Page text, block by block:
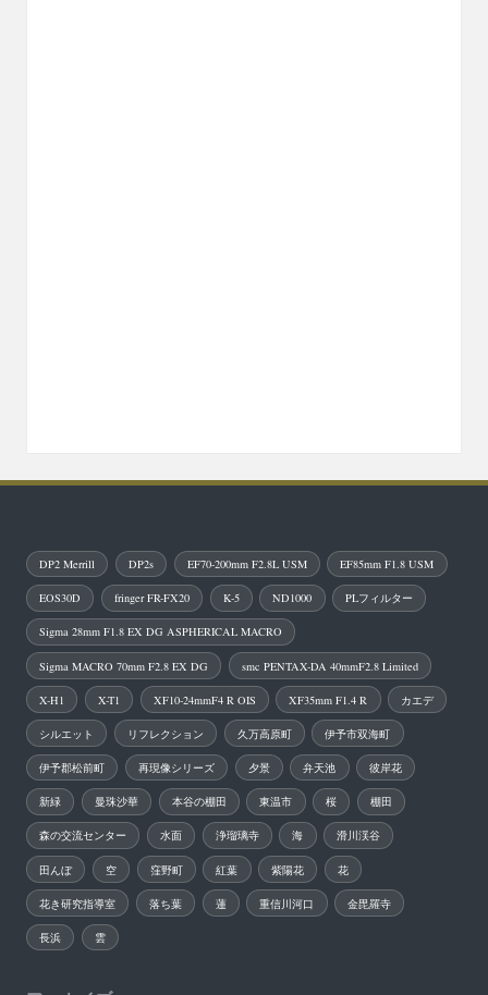
DP2 Merrill DP2s EF70-200mm F2.8L USM EF85mm F1.8 USM
EOS30D fringer FR-FX20 K-5 ND1000 PLフィルター
Sigma 28mm F1.8 EX DG ASPHERICAL MACRO
Sigma MACRO 70mm F2.8 EX DG smc PENTAX-DA 40mmF2.8 Limited
X-H1 X-T1 XF10-24mmF4 R OIS XF35mm F1.4 R カエデ
シルエット リフレクション 久万高原町 伊予市双海町
伊予郡松前町 再現像シリーズ 夕景 弁天池 彼岸花
新緑 曼珠沙華 本谷の棚田 東温市 桜 棚田
森の交流センター 水面 浄瑠璃寺 海 滑川渓谷
田んぼ 空 窪野町 紅葉 紫陽花 花
花き研究指導室 落ち葉 蓮 重信川河口 金毘羅寺
長浜 雲